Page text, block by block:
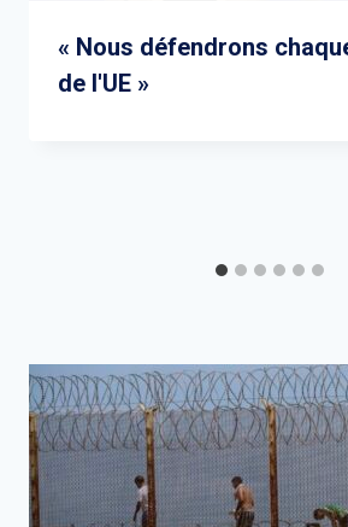
« Nous défendrons
de l'UE »